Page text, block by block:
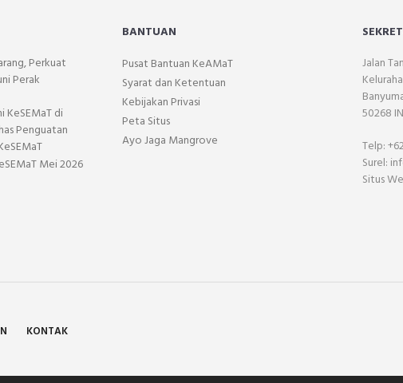
Perkuat
Perak
KeSEMaT di
Penguatan
Mei 2026
BANTUAN
Pusat Bantuan KeAMaT
Syarat dan Ketentuan
Kebijakan Privasi
Peta Situs
Ayo Jaga Mangrove
Jalan
50268
Telp:
Surel:
Situs
KONTAK